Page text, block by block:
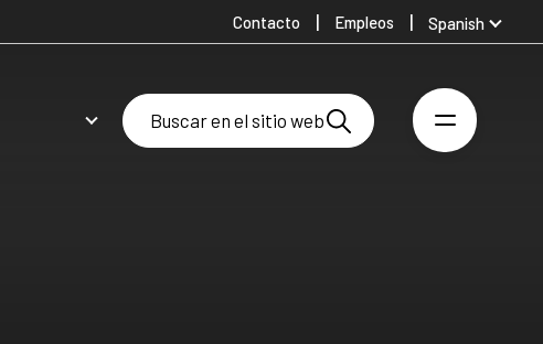
Contacto Empleos Spanish
Australia
Denmark